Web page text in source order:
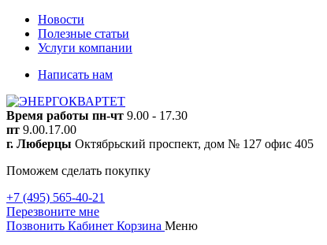
Новости
Полезные статьи
Услуги компании
Написать нам
Время работы пн-чт 9.00 - 17.30
пт 9.00.17.00
г. Люберцы Октябрьский проспект, дом № 127 офис 405
Поможем сделать покупку
+7 (495) 565-40-21
Перезвоните мне
Позвонить Кабинет Корзина Меню